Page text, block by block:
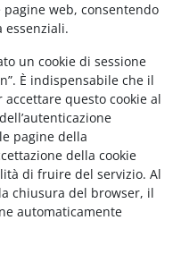
web, consentendo
essenziali.
un cookie di sessione
È indispensabile che il
questo cookie al
pagine della
della cookie
di fruire del servizio. Al
chiusura del browser, il
automaticamente